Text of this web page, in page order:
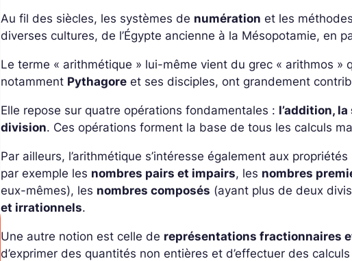
Au fil des siècles, les systèmes de numération et les
diverses cultures, de l’Égypte ancienne à la Mésopotamie, en
Le terme « arithmétique » lui-même vient du grec « arithmos »
notamment Pythagore et ses disciples, ont grandement
Elle repose sur quatre opérations fondamentales : l’addition,
division. Ces opérations forment la base de tous les calculs
Par ailleurs, l’arithmétique s’intéresse également aux
par exemple les nombres pairs et impairs, les nombres
eux-mêmes), les nombres composés (ayant plus de deux
et irrationnels.
Une autre notion est celle de représentations fractionnaires
d’exprimer des quantités non entières et d’effectuer des